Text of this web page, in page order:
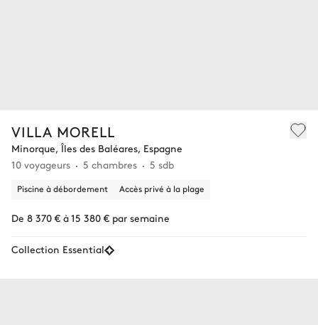
VILLA MORELL
Minorque, Îles des Baléares, Espagne
10 voyageurs
5 chambres 5 sdb
Piscine à débordement Accès privé à la plage
De 8 370 € à 15 380 € par semaine
Collection Essential